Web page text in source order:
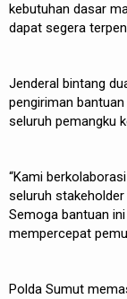
kebutuhan dasar
dapat segera
Jenderal bintang
pengiriman
seluruh pemangku
“Kami
seluruh
Semoga bantuan
mempercepat
Polda Sumut